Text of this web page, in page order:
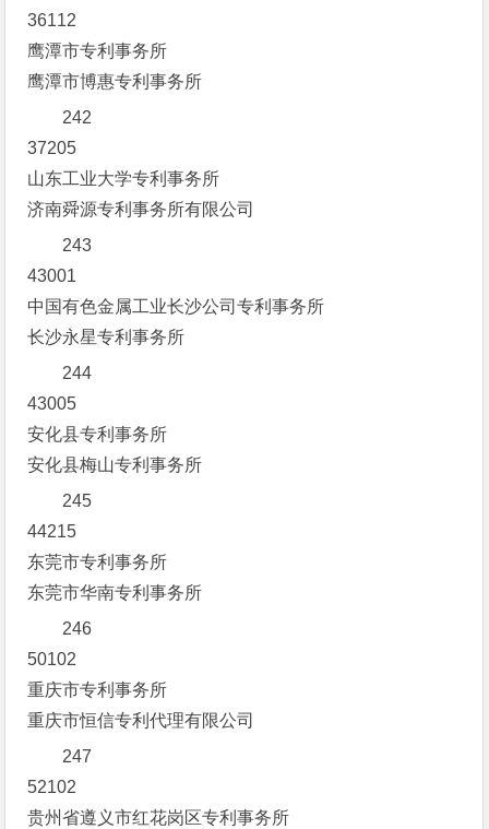
36112
鹰潭市专利事务所
鹰潭市博惠专利事务所
242
37205
山东工业大学专利事务所
济南舜源专利事务所有限公司
243
43001
中国有色金属工业长沙公司专利事务所
长沙永星专利事务所
244
43005
安化县专利事务所
安化县梅山专利事务所
245
44215
东莞市专利事务所
东莞市华南专利事务所
246
50102
重庆市专利事务所
重庆市恒信专利代理有限公司
247
52102
贵州省遵义市红花岗区专利事务所